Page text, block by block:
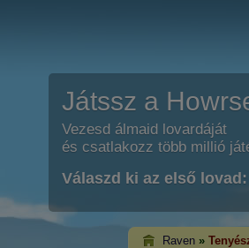
Játssz a
Vezesd álmaid lovardáját
és csatlakozz több millió
Válaszd ki az első lovad:
Raven »